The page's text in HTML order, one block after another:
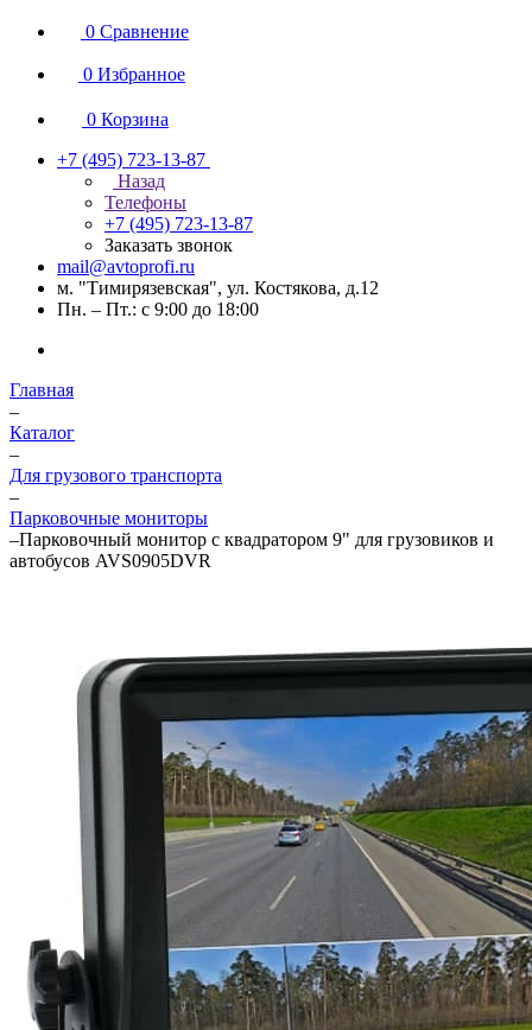
0 Сравнение
0 Избранное
0 Корзина
+7 (495) 723-13-87
Назад
Телефоны
+7 (495) 723-13-87
Заказать звонок
mail@avtoprofi.ru
м. "Тимирязевская", ул. Костякова, д.12
Пн. – Пт.: с 9:00 до 18:00
Главная
–
Каталог
–
Для грузового транспорта
–
Парковочные мониторы
–Парковочный монитор с квадратором 9" для грузовиков и
автобусов AVS0905DVR